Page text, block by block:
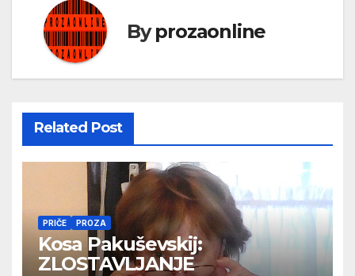
Byprozaonline
Related Post
PRIČE PROZA
Kosa Pakuševskij:
ZLOSTAVLJANJE